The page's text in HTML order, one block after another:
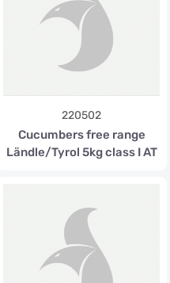
220502
Cucumbers free range
Ländle/Tyrol 5kg class I AT